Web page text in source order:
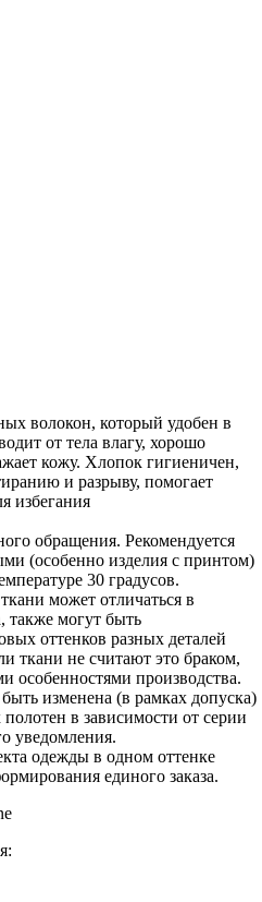
волокон, который удобен в
от тела влагу, хорошо
кожу. Хлопок гигиеничен,
и разрыву, помогает
избегания
обращения. Рекомендуется
(особенно изделия с принтом)
30 градусов.
может отличаться в
также могут быть
оттенков разных деталей
ткани не считают это браком,
особенностями производства.
изменена (в рамках допуска)
в зависимости от серии
уведомления.
одежды в одном оттенке
единого заказа.